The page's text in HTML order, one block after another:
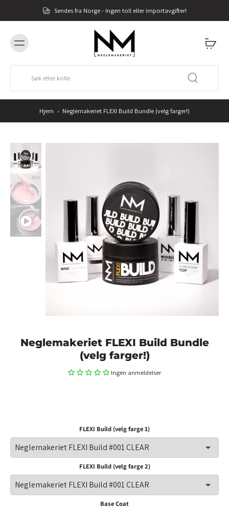
Sendes fra Norge - Ingen toll eller importavgifter!
Hjem › Neglemakeriet FLEXI Build Bundle (velg farger!)
Neglemakeriet FLEXI Build Bundle
(velg farger!)
Ingen anmeldelser
FLEXI Build (velg farge 1)
FLEXI Build (velg farge 2)
Base Coat